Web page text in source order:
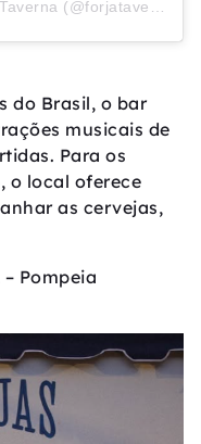
do Brasil, o bar
musicais de
Para os
o local oferece
as cervejas,
Pompeia